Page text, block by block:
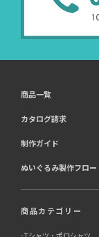
商品一覧
カタログ請求
制作ガイド
ぬいぐるみ製作フロー
商品カテゴリー